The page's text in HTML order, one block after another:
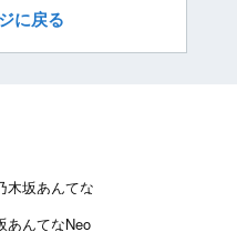
に戻る
木坂あんてな
あんてなNeo